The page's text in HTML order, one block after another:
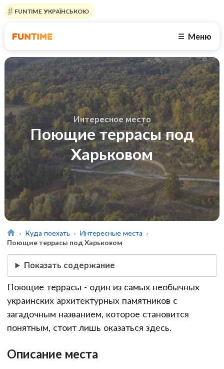
FUNTIME УКРАЇНСЬКОЮ
☰ Меню
Интересное место
Поющие террасы под
Харьковом
Куда поехать
Интересные места
Поющие террасы под Харьковом
Показать содержание
Поющие террасы - один из самых необычных
украинских архитектурных памятников с
загадочным названием, которое становится
понятным, стоит лишь оказаться здесь.
Описание места